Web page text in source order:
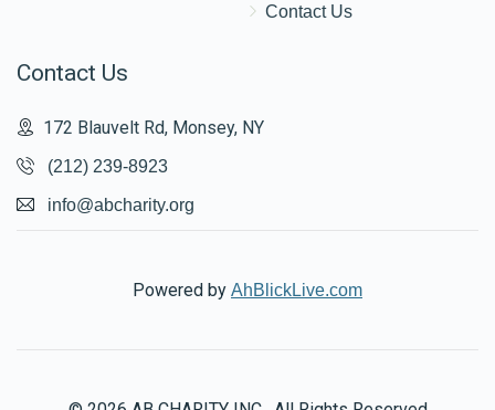
Contact Us
Contact Us
172 Blauvelt Rd, Monsey, NY
(212) 239-8923
info@abcharity.org
Powered by AhBlickLive.com